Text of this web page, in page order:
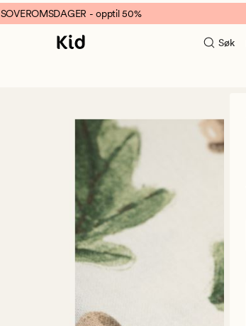
SOVEROMSDAGER - opptil 50%
Søk